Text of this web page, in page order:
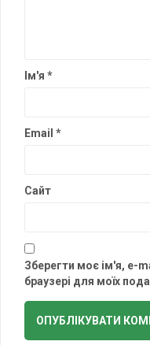
Ім'я *
Email *
Сайт
Зберегти моє ім'я, e-
браузері для моїх